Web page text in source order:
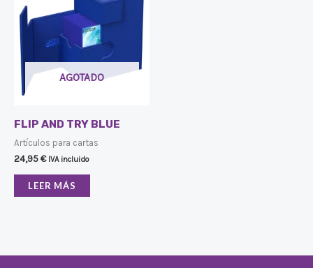
AGOTADO
FLIP AND TRY BLUE
Artículos para cartas
24,95€ IVA incluido
LEER MÁS